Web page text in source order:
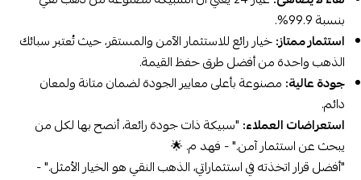
بنسبة 99.9%.
استثمار ممتاز:خيار رائع للاستثمار الآمن والمستقر، حيث تُعتبر سبائك
الذهب واحدة من أفضل طرق حفظ القيمة.
جودة عالية: مصنوعة بأعلى معايير الجودة لضمان متانة ولمعان
دائم.
استعراضات العملاء: "سبيكة ذات جودة رائعة، أنصح بها لكل من
يبحث عن استثمار آمن." - فهد م. 🌟
"أفضل قرار اتخذته في استثماراتي، الذهب النقي هو الخيار الأمثل." -